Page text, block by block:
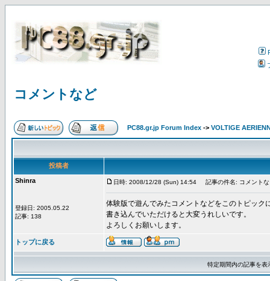
コメントなど
PC88.gr.jp Forum Index -> VOLTIGE
投稿者
Shinra
登録日: 2005.05.22
記事: 138
日時: 2008/12/28 (Sun) 14:54 記事の件名: コメント
体験版で遊んでみたコメントなどをこのトピック
書き込んでいただけると大変うれしいです。
よろしくお願いします。
トップに戻る
特定期間内の記事を